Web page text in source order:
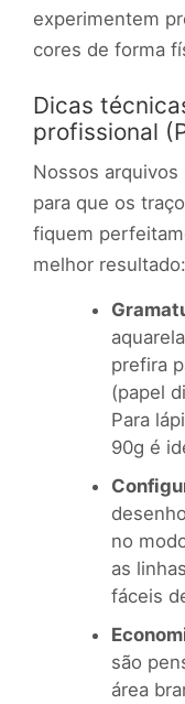
experimentem
cores de forma
Dicas
profissional
Nossos arquivos
para que os
fiquem
melhor resultado:
prefira
(papel
Para
90g é
no
as
fáceis
são
área